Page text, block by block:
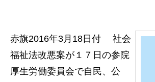
赤旗2016年3月18日付 社会
福祉法改悪案が１７日の参院
厚生労働委員会で自民、公